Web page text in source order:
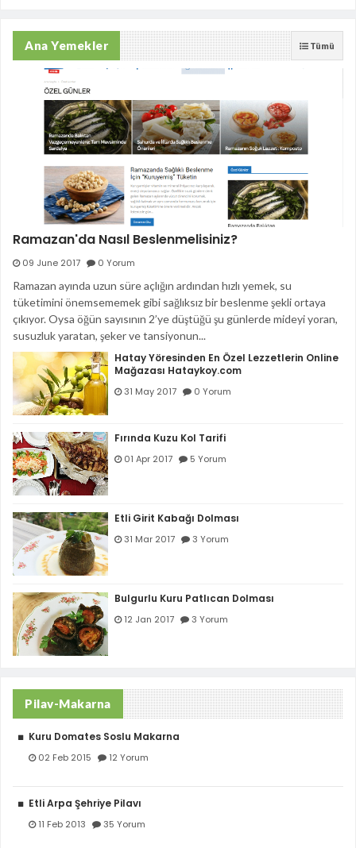
Ana Yemekler Tümü
Ramazan'da Nasıl Beslenmelisiniz?
09 June 2017 0 Yorum
Ramazan ayında uzun süre açlığın ardından hızlı yemek, su
tüketimini önemsememek gibi sağlıksız bir beslenme şekli ortaya
çıkıyor. Oysa öğün sayısının 2’ye düştüğü şu günlerde mideyi yoran,
susuzluk yaratan, şeker ve tansiyonun...
Hatay Yöresinden En Özel Lezzetlerin Online
Mağazası Hataykoy.com
31 May 2017 0 Yorum
Fırında Kuzu Kol Tarifi
01 Apr 2017 5 Yorum
Etli Girit Kabağı Dolması
31 Mar 2017 3 Yorum
Bulgurlu Kuru Patlıcan Dolması
12 Jan 2017 3 Yorum
Pilav-Makarna
Kuru Domates Soslu Makarna
02 Feb 2015 12 Yorum
Etli Arpa Şehriye Pilavı
11 Feb 2013 35 Yorum